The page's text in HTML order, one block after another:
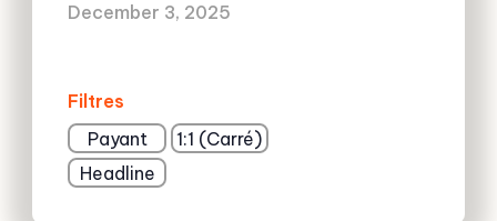
December 3, 2025
Filtres
Payant
1:1 (Carré)
Headline